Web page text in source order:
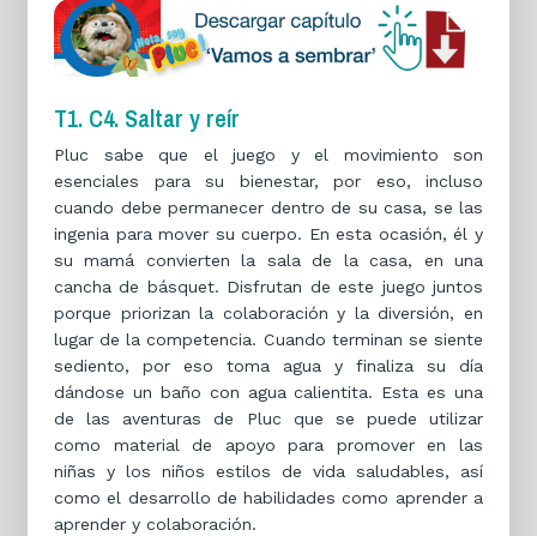
T1. C4. Saltar y reír
Pluc sabe que el juego y el movimiento son
esenciales para su bienestar, por eso, incluso
cuando debe permanecer dentro de su casa, se las
ingenia para mover su cuerpo. En esta ocasión, él y
su mamá convierten la sala de la casa, en una
cancha de básquet. Disfrutan de este juego juntos
porque priorizan la colaboración y la diversión, en
lugar de la competencia. Cuando terminan se siente
sediento, por eso toma agua y finaliza su día
dándose un baño con agua calientita. Esta es una
de las aventuras de Pluc que se puede utilizar
como material de apoyo para promover en las
niñas y los niños estilos de vida saludables, así
como el desarrollo de habilidades como aprender a
aprender y colaboración.